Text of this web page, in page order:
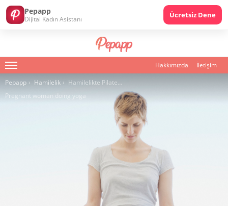
Menu Hakkımızda
İletişim
You are here:
Pepapp Hamilelik
Hamilelikte Pilates Mucizesi
Pregnant woman doing yoga
Pepapp
Dijital Kadın Asistanı Ücretsiz Dene